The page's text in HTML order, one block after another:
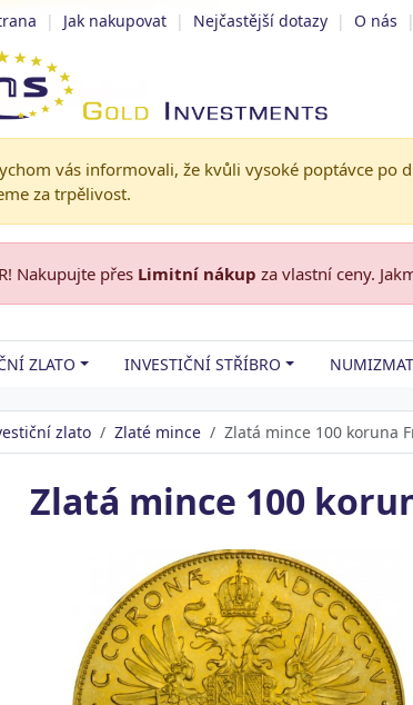
| Jak nakupovat | Nejčastější dotazy | O nás |
vás informovali, že kvůli vysoké poptávce po
za trpělivost.
Nakupujte přes Limitní nákup za vlastní ceny.
ZLATO INVESTIČNÍ STŘÍBRO
zlato Zlaté mince Zlatá mince 100 koruna
Zlatá mince 100